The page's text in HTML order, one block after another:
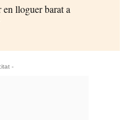
lloguer barat a
-